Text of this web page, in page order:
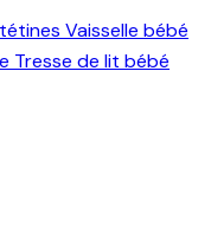
Vaisselle bébé
Tresse de lit bébé